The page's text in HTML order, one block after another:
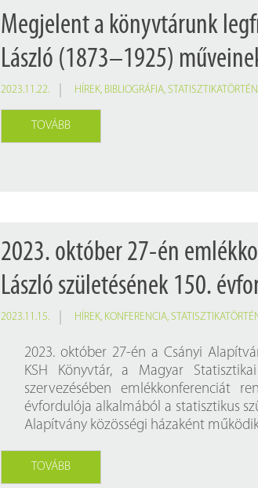
Megjelent a könyvtárunk
László (1873–1925)
2023.11.22. HÍREK, BIBLIOGRÁFIA,
TOVÁBB
2023. október 27-én
László születésének 150.
2023.11.15. HÍREK, KONFERENCIA,
2023. október 27-én a Csányi
KSH Könyvtár, a Magyar
szervezésében emlékkonferenciát
évfordulója alkalmából a statisztikus
Alapítvány közösségi házaként
TOVÁBB